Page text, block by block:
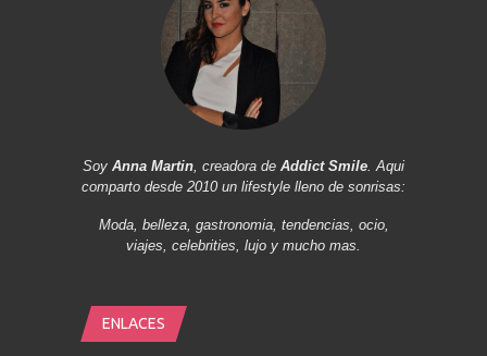
Soy Anna Martin, creadora de Addict Smile. Aqui
comparto desde 2010 un lifestyle lleno de sonrisas:
Moda, belleza, gastronomia, tendencias, ocio,
viajes, celebrities, lujo y mucho mas.
ENLACES